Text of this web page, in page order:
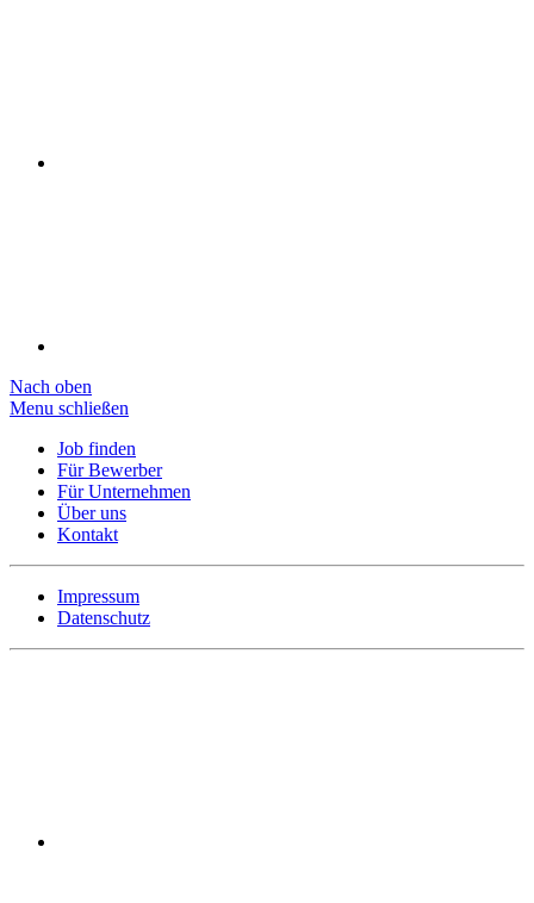
Nach oben
Menu schließen
Job finden
Für Bewerber
Für Unternehmen
Über uns
Kontakt
Impressum
Datenschutz